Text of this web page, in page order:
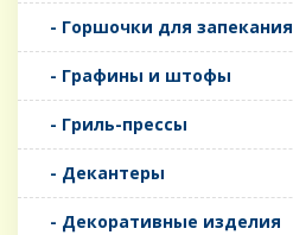
- Горшочки для запекания
- Графины и штофы
- Гриль-прессы
- Декантеры
- Декоративные изделия